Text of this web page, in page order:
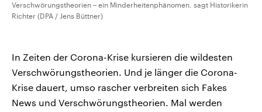
Verschwörungstheorien – ein Minderheitenphänomen, sagt Historikerin
Richter (DPA / Jens Büttner)
In Zeiten der Corona-Krise kursieren die wildesten
Verschwörungstheorien. Und je länger die Corona-
Krise dauert, umso rascher verbreiten sich Fakes
News und Verschwörungstheorien. Mal werden